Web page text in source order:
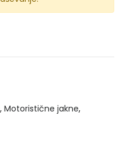
, Motoristične jakne,